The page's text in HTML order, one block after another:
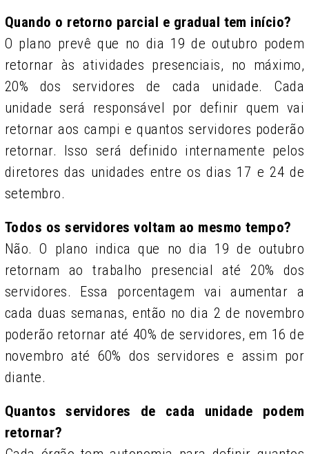
Quando o retorno parcial e gradual tem início?
O plano prevê que no dia 19 de outubro podem
retornar às atividades presenciais, no máximo,
20% dos servidores de cada unidade. Cada
unidade será responsável por definir quem vai
retornar aos campi e quantos servidores poderão
retornar. Isso será definido internamente pelos
diretores das unidades entre os dias 17 e 24 de
setembro.
Todos os servidores voltam ao mesmo tempo?
Não. O plano indica que no dia 19 de outubro
retornam ao trabalho presencial até 20% dos
servidores. Essa porcentagem vai aumentar a
cada duas semanas, então no dia 2 de novembro
poderão retornar até 40% de servidores, em 16 de
novembro até 60% dos servidores e assim por
diante.
Quantos servidores de cada unidade podem
retornar?